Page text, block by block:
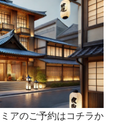
アのご予約はコチラか